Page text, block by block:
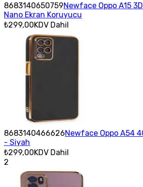
8683140650759Newface Oppo A15
Nano Ekran Koruyucu
₺299,00KDV Dahil
8683140466626Newface Oppo A54
- Siyah
₺299,00KDV Dahil
2